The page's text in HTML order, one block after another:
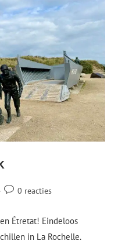
0 reacties
Étretat! Eindeloos
in La Rochelle.